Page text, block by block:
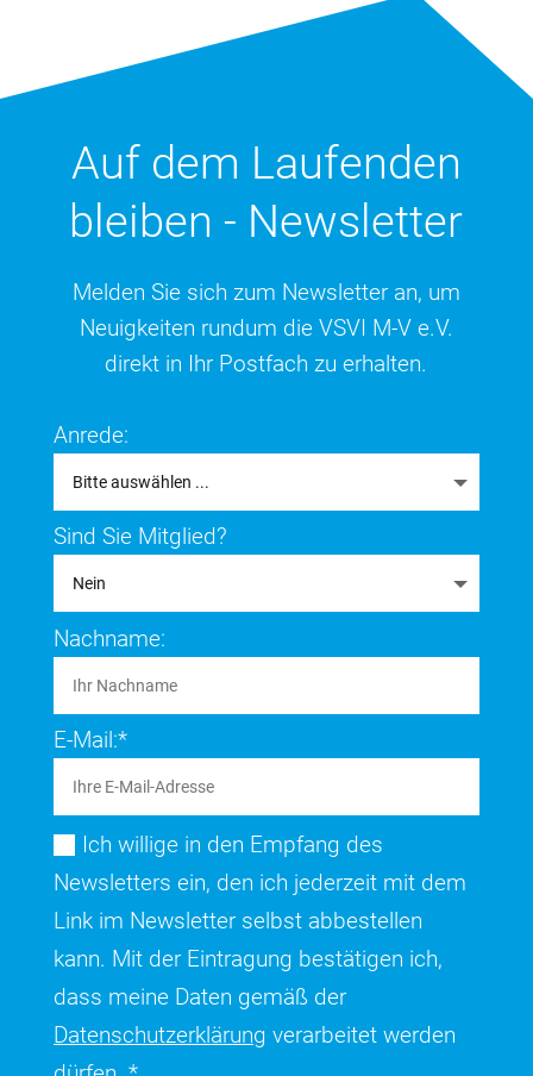
Auf dem Laufenden
bleiben - Newsletter
Melden Sie sich zum Newsletter an, um
Neuigkeiten rundum die VSVI M-V e.V.
direkt in Ihr Postfach zu erhalten.
Anrede:
Sind Sie Mitglied?
Nachname:
E-Mail:*
Ich willige in den Empfang des
Newsletters ein, den ich jederzeit mit dem
Link im Newsletter selbst abbestellen
kann. Mit der Eintragung bestätigen ich,
dass meine Daten gemäß der
Datenschutzerklärung verarbeitet werden